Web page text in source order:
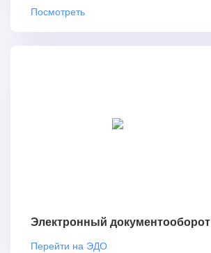
Посмотреть
Электронный документооборот
Перейти на ЭДО